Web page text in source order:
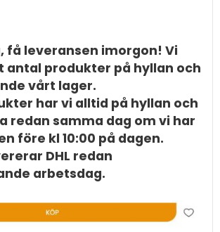
få leveransen imorgon! Vi
antal produkter på hyllan och
vårt lager.
har vi alltid på hyllan och
redan samma dag om vi har
före kl 10:00 på dagen.
DHL redan
arbetsdag.